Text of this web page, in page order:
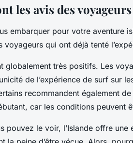
les avis des
embarquer pour votre aventure
voyageurs qui ont déjà tenté
globalement très positifs. Les
de l’expérience de surf sur
recommandent également
car les conditions peuvent
pouvez le voir, l’Islande offre